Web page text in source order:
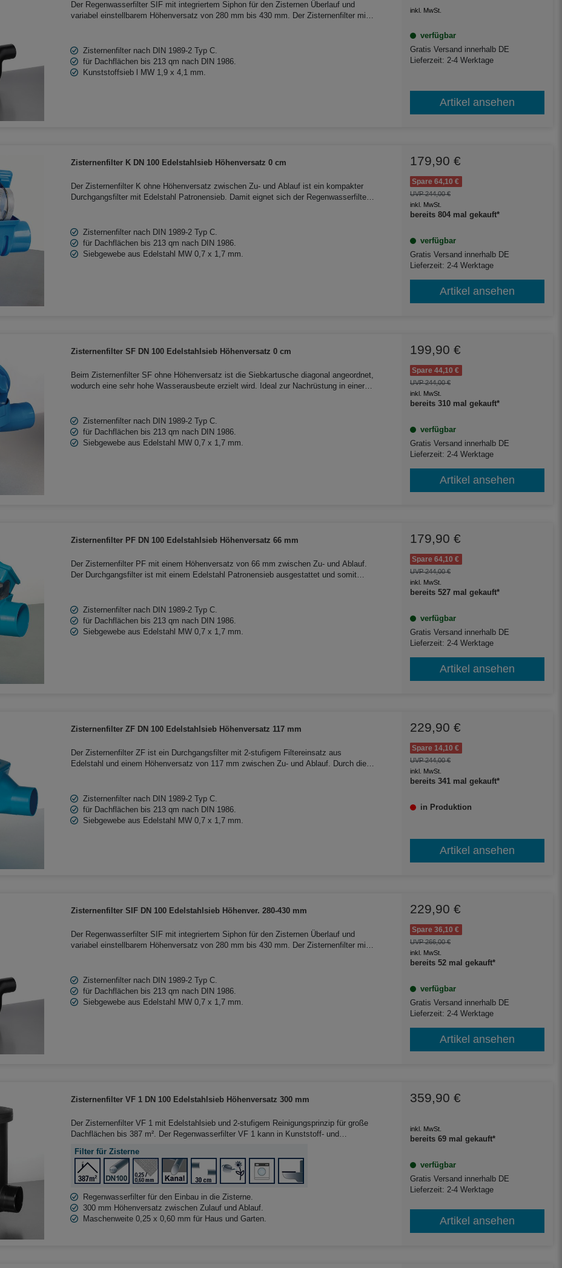
Der Regenwasserfilter SIF mit integriertem Siphon für den Zisternen Überlauf und
variabel einstellbarem Höhenversatz von 280 mm bis 430 mm. Der Zisternenfilter mit
Zisternenfilter nach DIN 1989-2 Typ C.
für Dachflächen bis 213 qm nach DIN 1986.
Kunststoffsieb l MW 1,9 x 4,1 mm.
inkl. MwSt.
verfügbar
Gratis Versand innerhalb DE
Lieferzeit: 2-4 Werktage
Artikel ansehen
Zisternenfilter K DN 100 Edelstahlsieb Höhenversatz 0 cm
Der Zisternenfilter K ohne Höhenversatz zwischen Zu- und Ablauf ist ein kompakter
Durchgangsfilter mit Edelstahl Patronensieb. Damit eignet sich der Regenwasserfilter
Zisternenfilter nach DIN 1989-2 Typ C.
für Dachflächen bis 213 qm nach DIN 1986.
Siebgewebe aus Edelstahl MW 0,7 x 1,7 mm.
179,90 €
Spare 64,10 €
UVP 244,00 €
inkl. MwSt.
bereits 804 mal gekauft*
verfügbar
Gratis Versand innerhalb DE
Lieferzeit: 2-4 Werktage
Artikel ansehen
Zisternenfilter SF DN 100 Edelstahlsieb Höhenversatz 0 cm
Beim Zisternenfilter SF ohne Höhenversatz ist die Siebkartusche diagonal angeordnet,
wodurch eine sehr hohe Wasserausbeute erzielt wird. Ideal zur Nachrüstung in einer
Zisternenfilter nach DIN 1989-2 Typ C.
für Dachflächen bis 213 qm nach DIN 1986.
Siebgewebe aus Edelstahl MW 0,7 x 1,7 mm.
199,90 €
Spare 44,10 €
UVP 244,00 €
inkl. MwSt.
bereits 310 mal gekauft*
verfügbar
Gratis Versand innerhalb DE
Lieferzeit: 2-4 Werktage
Artikel ansehen
Zisternenfilter PF DN 100 Edelstahlsieb Höhenversatz 66 mm
Der Zisternenfilter PF mit einem Höhenversatz von 66 mm zwischen Zu- und Ablauf.
Der Durchgangsfilter ist mit einem Edelstahl Patronensieb ausgestattet und somit
Zisternenfilter nach DIN 1989-2 Typ C.
für Dachflächen bis 213 qm nach DIN 1986.
Siebgewebe aus Edelstahl MW 0,7 x 1,7 mm.
179,90 €
Spare 64,10 €
UVP 244,00 €
inkl. MwSt.
bereits 527 mal gekauft*
verfügbar
Gratis Versand innerhalb DE
Lieferzeit: 2-4 Werktage
Artikel ansehen
Zisternenfilter ZF DN 100 Edelstahlsieb Höhenversatz 117 mm
Der Zisternenfilter ZF ist ein Durchgangsfilter mit 2-stufigem Filtereinsatz aus
Edelstahl und einem Höhenversatz von 117 mm zwischen Zu- und Ablauf. Durch die
Zisternenfilter nach DIN 1989-2 Typ C.
für Dachflächen bis 213 qm nach DIN 1986.
Siebgewebe aus Edelstahl MW 0,7 x 1,7 mm.
229,90 €
Spare 14,10 €
UVP 244,00 €
inkl. MwSt.
bereits 341 mal gekauft*
in Produktion
Artikel ansehen
Zisternenfilter SIF DN 100 Edelstahlsieb Höhenver. 280-430 mm
Der Regenwasserfilter SIF mit integriertem Siphon für den Zisternen Überlauf und
variabel einstellbarem Höhenversatz von 280 mm bis 430 mm. Der Zisternenfilter mit
Zisternenfilter nach DIN 1989-2 Typ C.
für Dachflächen bis 213 qm nach DIN 1986.
Siebgewebe aus Edelstahl MW 0,7 x 1,7 mm.
229,90 €
Spare 36,10 €
UVP 266,00 €
inkl. MwSt.
bereits 52 mal gekauft*
verfügbar
Gratis Versand innerhalb DE
Lieferzeit: 2-4 Werktage
Artikel ansehen
Zisternenfilter VF 1 DN 100 Edelstahlsieb Höhenversatz 300 mm
Der Zisternenfilter VF 1 mit Edelstahlsieb und 2-stufigem Reinigungsprinzip für große
Dachflächen bis 387 m². Der Regenwasserfilter VF 1 kann in Kunststoff- und
beträgt 300 mm.
Filter für Zisterne
Regenwasserfilter für den Einbau in die Zisterne.
300 mm Höhenversatz zwischen Zulauf und Ablauf.
Maschenweite 0,25 x 0,60 mm für Haus und Garten.
359,90 €
inkl. MwSt.
bereits 69 mal gekauft*
verfügbar
Gratis Versand innerhalb DE
Lieferzeit: 2-4 Werktage
Artikel ansehen